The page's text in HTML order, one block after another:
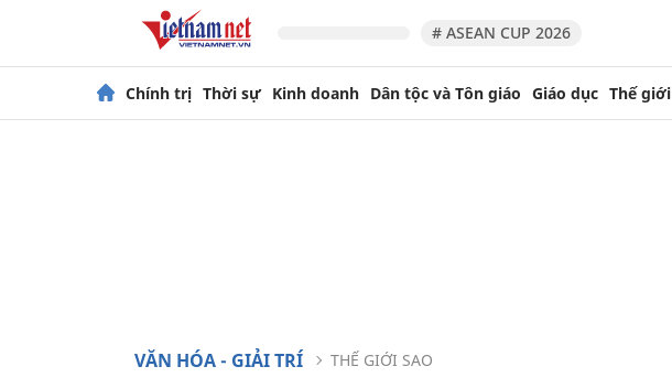
# ASEAN CUP 2026
Chính trị Thời sự Kinh doanh Dân tộc và Tôn giáo Giáo dục Thế giới
VĂN HÓA - GIẢI TRÍ THẾ GIỚI SAO